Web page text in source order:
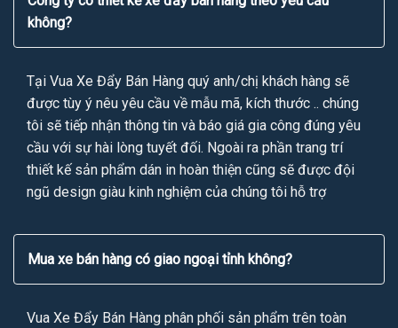
không?
Tại Vua Xe Đẩy Bán Hàng quý anh/chị khách hàng sẽ
được tùy ý nêu yêu cầu về mẫu mã, kích thước .. chúng
tôi sẽ tiếp nhận thông tin và báo giá gia công đúng yêu
cầu với sự hài lòng tuyết đối. Ngoài ra phần trang trí
thiết kế sản phẩm dán in hoàn thiện cũng sẽ được đội
ngũ design giàu kinh nghiệm của chúng tôi hỗ trợ
Mua xe bán hàng có giao ngoại tỉnh không?
Vua Xe Đẩy Bán Hàng phân phối sản phẩm trên toàn